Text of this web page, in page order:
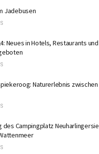
Jadebusen
Neues in Hotels, Restaurants und
Naturerlebnis zwischen
des Campingplatz